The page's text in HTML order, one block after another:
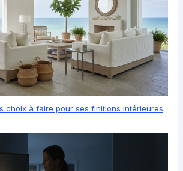
choix à faire pour ses finitions intérieures